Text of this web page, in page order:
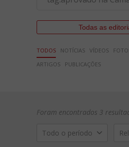
Todas as
TODOS NOTÍCIAS VÍDEOS
ARTIGOS
PUBLICAÇÕES
Foram encontrados 3
Todo o período